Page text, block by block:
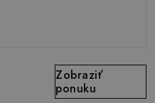
Zobraziť
ponuku